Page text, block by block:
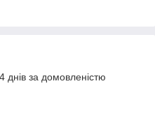
за домовленістю